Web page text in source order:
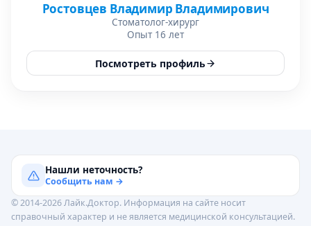
Ростовцев Владимир Владимирович
Стоматолог-хирург
Опыт 16 лет
Посмотреть профиль
Нашли неточность?
Сообщить нам →
© 2014-2026 Лайк.Доктор. Информация на сайте носит
справочный характер и не является медицинской консультацией.